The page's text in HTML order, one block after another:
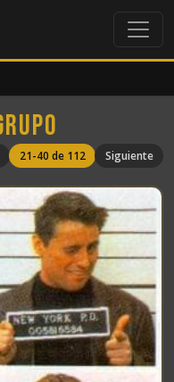
21-40 de 112 Siguiente